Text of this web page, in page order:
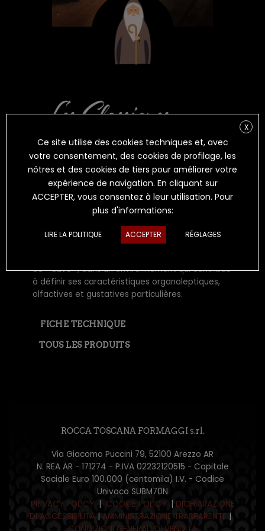
IL PATRIARCA
PECORINOAFFINÉ(ASSAISONNEMENT
MINIMUM 7 MOIS)
Une maturation longue et judicieuse pour libérer
tout l’arôme incomparable de notre pecorino.
de « cave »,dans un environnement qui contribue
à définir ses caractéristiques organoleptiques,
olfactives et gustatives particulières.
FICHE TECHNIQUE
TOUS LES PRODUITS
ROCCA TOSCANA FORMAGGI s.rl.
Via Giacomo Puccini 79, 52100 Arezzo AR
N. REA AR - 171274 - P.IVA 02232120515 - Capitale
Sociale Euro 100.000 (centomila) I.V. - Codice
Univoco SUBM70N
PRIVACY POLICY| COOKIE POLICY | DICHIARAZIONE
DI ACCESSIBILITÀ| AMMINISTRAZIONE TRASPARENTE |
X
Ce site utilise des cookies techniques et, avec
votre consentement, des cookies de profilage, les
nôtres et des cookies de tiers pour améliorer votre
expérience de navigation. En cliquant sur
ACCEPTER, vous consentez à leur utilisation. Pour
plus d'informations:
LIRE LA POLITIQUE ACCEPTER RÉGLAGES